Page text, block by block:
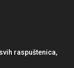
raspuštenica,